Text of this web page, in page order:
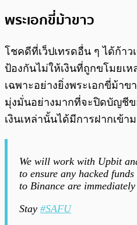
พระเอกขี่ม้าขาว
โชคดีที่เว็ปเทรดอื่น ๆ ได้ก้าว
ป้องกันไม่ให้เงินที่ถูกขโมยเ
เฉพาะอย่างยิ่งพระเอกขี่ม้าข
มุ่งมั่นอย่างมากที่จะปิดบัญชีข
เงินเหล่านั้นได้มีการฝากเข้า
We will work with Upbit
to ensure any hacked
to Binance are immediately
Stay #SAFU